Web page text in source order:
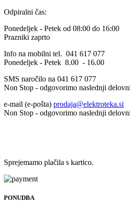
Odpiralni čas:
Ponedeljek - Petek od 08:00 do 16:00
Prazniki zaprto
Info na mobilni tel. 041 617 077
Ponedeljek - Petek 8.00 - 16.00
SMS naročilo na 041 617 077
Non Stop - odgovorimo naslednji
e-mail (e-pošta) prodaja@elektroteka.si
Non Stop - odgovorimo naslednji
Sprejemamo plačila s kartico.
PONUDBA